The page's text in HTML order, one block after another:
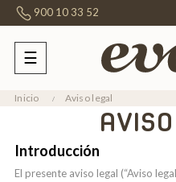
900 10 33 52
Navegación
de
palanca
☰
Inicio Aviso legal
Introducción
El presente aviso legal (“Aviso